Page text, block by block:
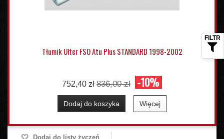
Tłumik Ulter FSO Atu Plus STANDARD 1998-2002
752,40 zł 836,00 zł -10%
Dodaj do koszyka Więcej
Dodaj do listy życzeń